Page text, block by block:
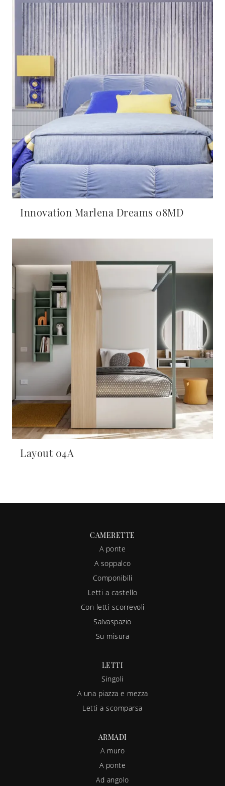
Innovation Marlena Dreams 08MD
Layout 04A
CAMERETTE
A ponte
A soppalco
Componibili
Letti a castello
Con letti scorrevoli
Salvaspazio
Su misura
LETTI
Singoli
A una piazza e mezza
Letti a scomparsa
ARMADI
A muro
A ponte
Ad angolo